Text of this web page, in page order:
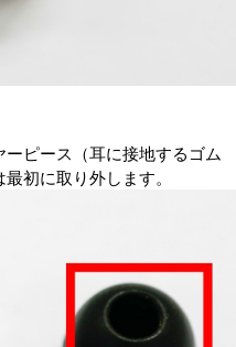
ピース（耳に接地するゴム
初に取り外します。